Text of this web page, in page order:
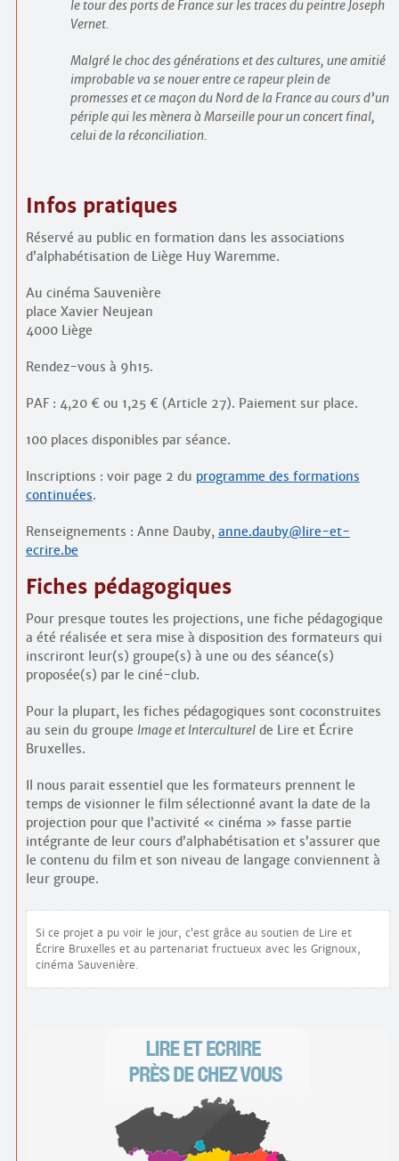
le tour des ports de France sur les traces du peintre Joseph
Vernet.
Malgré le choc des générations et des cultures, une amitié
improbable va se nouer entre ce rapeur plein de
promesses et ce maçon du Nord de la France au cours d’un
périple qui les mènera à Marseille pour un concert final,
celui de la réconciliation.
Infos pratiques
Réservé au public en formation dans les associations
d’alphabétisation de Liège Huy Waremme.
Au cinéma Sauvenière
place Xavier Neujean
4000 Liège
Rendez-vous à 9h15.
PAF : 4,20 € ou 1,25 € (Article 27). Paiement sur place.
100 places disponibles par séance.
Inscriptions : voir page 2 du programme des formations
continuées.
Renseignements : Anne Dauby, anne.dauby@lire-et-
ecrire.be
Fiches pédagogiques
Pour presque toutes les projections, une fiche pédagogique
a été réalisée et sera mise à disposition des formateurs qui
inscriront leur(s) groupe(s) à une ou des séance(s)
proposée(s) par le ciné-club.
Pour la plupart, les fiches pédagogiques sont coconstruites
au sein du groupe Image et Interculturelde Lire et Écrire
Bruxelles.
Il nous parait essentiel que les formateurs prennent le
temps de visionner le film sélectionné avant la date de la
projection pour que l’activité « cinéma » fasse partie
intégrante de leur cours d’alphabétisation et s’assurer que
le contenu du film et son niveau de langage conviennent à
leur groupe.
Si ce projet a pu voir le jour, c’est grâce au soutien de Lire et
Écrire Bruxelles et au partenariat fructueux avec les Grignoux,
cinéma Sauvenière.